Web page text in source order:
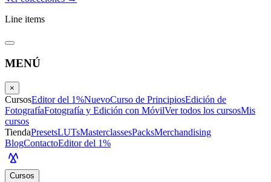
Line items
MENÚ
×
CursosEditor del 1%NuevoCurso de PrincipiosEdición de
FotografíaFotografía y Edición con MóvilVer todos los cursosMis
cursos
TiendaPresetsLUTsMasterclassesPacksMerchandising
BlogContactoEditor del 1%
Cursos